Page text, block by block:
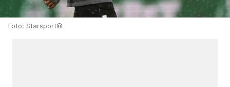
Foto: Starsport©